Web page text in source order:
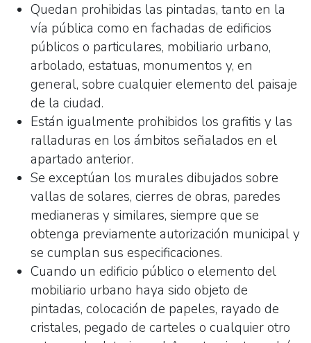
Quedan prohibidas las pintadas, tanto en la
vía pública como en fachadas de edificios
públicos o particulares, mobiliario urbano,
arbolado, estatuas, monumentos y, en
general, sobre cualquier elemento del paisaje
de la ciudad.
Están igualmente prohibidos los grafitis y las
ralladuras en los ámbitos señalados en el
apartado anterior.
Se exceptúan los murales dibujados sobre
vallas de solares, cierres de obras, paredes
medianeras y similares, siempre que se
obtenga previamente autorización municipal y
se cumplan sus especificaciones.
Cuando un edificio público o elemento del
mobiliario urbano haya sido objeto de
pintadas, colocación de papeles, rayado de
cristales, pegado de carteles o cualquier otro